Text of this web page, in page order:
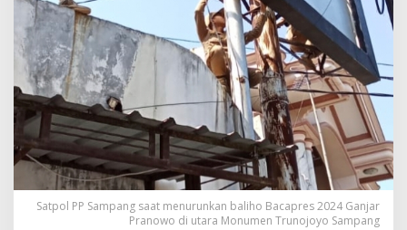
Satpol PP Sampang saat menurunkan baliho Bacapres 2024 Ganjar
Pranowo di utara Monumen Trunojoyo Sampang